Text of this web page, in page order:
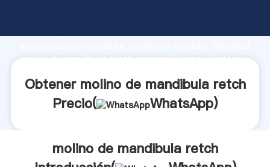
fuerte capacidad de producción, fuerza de
molino de mandibula retch proveedor crea el valor y
Obtener molino de mandibula retch
Precio(
WhatsApp)
molino de mandibula retch